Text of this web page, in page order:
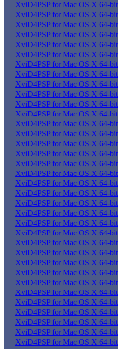
XviD4PSP for Mac OS X 64-bit
XviD4PSP for Mac OS X 64-bit
XviD4PSP for Mac OS X 64-bit
XviD4PSP for Mac OS X 64-bit
XviD4PSP for Mac OS X 64-bit
XviD4PSP for Mac OS X 64-bit
XviD4PSP for Mac OS X 64-bit
XviD4PSP for Mac OS X 64-bit
XviD4PSP for Mac OS X 64-bit
XviD4PSP for Mac OS X 64-bit
XviD4PSP for Mac OS X 64-bit
XviD4PSP for Mac OS X 64-bit
XviD4PSP for Mac OS X 64-bit
XviD4PSP for Mac OS X 64-bit
XviD4PSP for Mac OS X 64-bit
XviD4PSP for Mac OS X 64-bit
XviD4PSP for Mac OS X 64-bit
XviD4PSP for Mac OS X 64-bit
XviD4PSP for Mac OS X 64-bit
XviD4PSP for Mac OS X 64-bit
XviD4PSP for Mac OS X 64-bit
XviD4PSP for Mac OS X 64-bit
XviD4PSP for Mac OS X 64-bit
XviD4PSP for Mac OS X 64-bit
XviD4PSP for Mac OS X 64-bit
XviD4PSP for Mac OS X 64-bit
XviD4PSP for Mac OS X 64-bit
XviD4PSP for Mac OS X 64-bit
XviD4PSP for Mac OS X 64-bit
XviD4PSP for Mac OS X 64-bit
XviD4PSP for Mac OS X 64-bit
XviD4PSP for Mac OS X 64-bit
XviD4PSP for Mac OS X 64-bit
XviD4PSP for Mac OS X 64-bit
XviD4PSP for Mac OS X 64-bit